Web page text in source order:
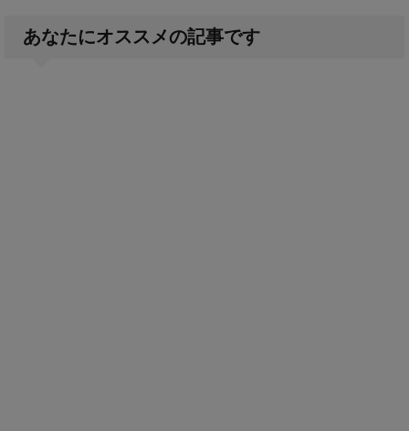
あなたにオススメの記事です